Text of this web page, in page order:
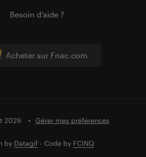
Acheter sur Fnac.com
Besoin d’aide ?
2026 Gérer mes préférences
by Datagif - Code by FCINQ